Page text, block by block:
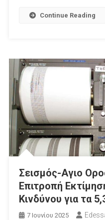
Continue Reading
Σεισμός-Αγιο
Επιτροπή
Κινδύνου για τα
7 Ιουνίου 2025